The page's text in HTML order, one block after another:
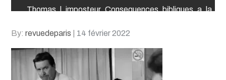
By:revuedeparis
Posted
on
14 février 2022